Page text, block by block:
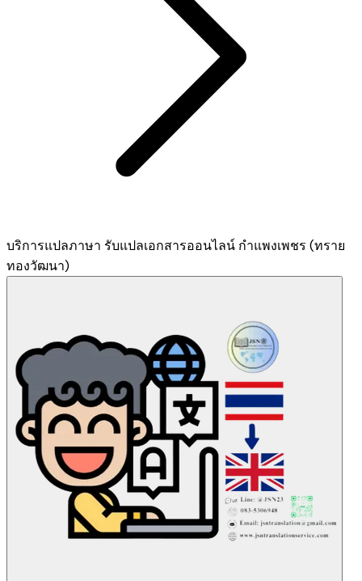
บริการแปลภาษา รับแปลเอกสารออนไลน์ กำแพงเพชร (ทราย
ทองวัฒนา)